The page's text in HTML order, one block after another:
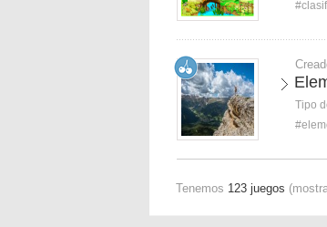
Tipo
Tenemos 123 juegos